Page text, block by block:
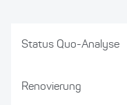
Status Quo-Analyse
Renovierung